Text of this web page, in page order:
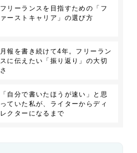
フリーランスを目指すための「フ
ァーストキャリア」の選び方
月報を書き続けて4年。フリーラン
スに伝えたい「振り返り」の大切
さ
「自分で書いたほうが速い」と思
っていた私が、ライターからディ
レクターになるまで